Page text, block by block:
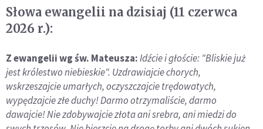
Słowa ewangelii na dzisiaj (11 czerwca
2026 r.):
Z ewangelii wg św. Mateusza:Idźcie i głoście: "Bliskie już
jest królestwo niebieskie". Uzdrawiajcie chorych,
wskrzeszajcie umarłych, oczyszczajcie trędowatych,
wypędzajcie złe duchy! Darmo otrzymaliście, darmo
dawajcie! Nie zdobywajcie złota ani srebra, ani miedzi do